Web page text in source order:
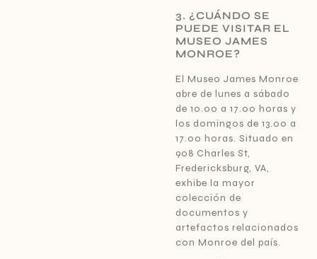
3. ¿CUÁNDO SE
PUEDE VISITAR EL
MUSEO JAMES
MONROE?
El Museo James Monroe
abre de lunes a sábado
de 10.00 a 17.00 horas y
los domingos de 13.00 a
17.00 horas. Situado en
908 Charles St,
Fredericksburg, VA,
exhibe la mayor
colección de
documentos y
artefactos relacionados
con Monroe del país.